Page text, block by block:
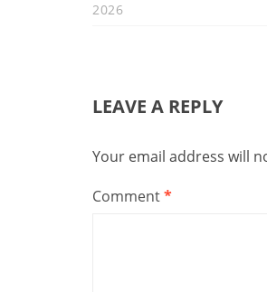
2026
LEAVE A REPLY
Your email address will
Comment*